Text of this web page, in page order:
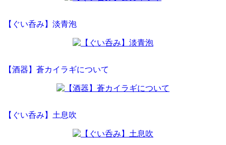
【ぐい呑み】淡青泡
【酒器】蒼カイラギについて
【ぐい呑み】土息吹